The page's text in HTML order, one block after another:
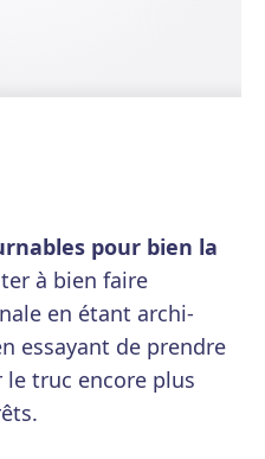
pour bien la
à bien faire
en étant archi-
essayant de prendre
truc encore plus